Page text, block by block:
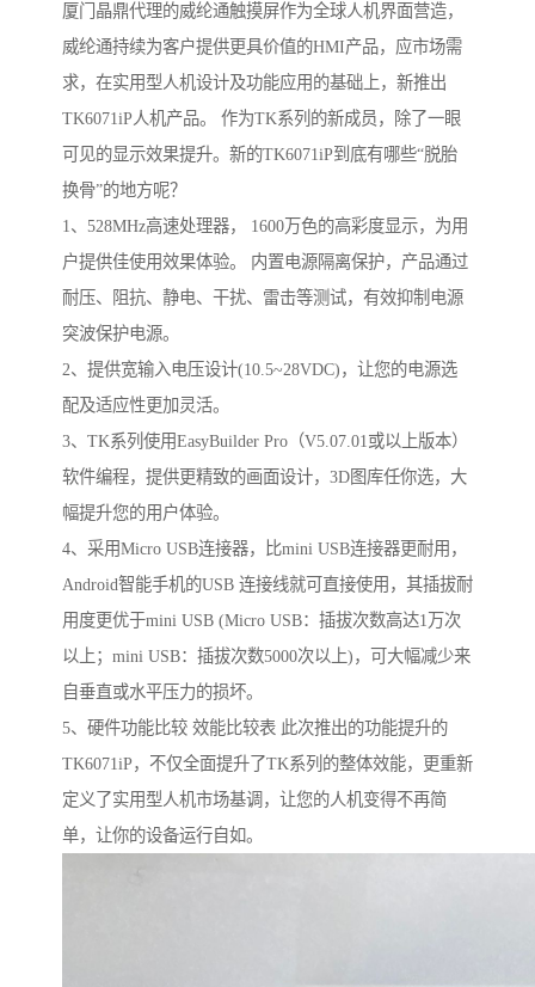
厦门晶鼎代理的威纶通触摸屏作为全球人机界面营造，
威纶通持续为客户提供更具价值的HMI产品，应市场需
求，在实用型人机设计及功能应用的基础上，新推出
TK6071iP人机产品。 作为TK系列的新成员，除了一眼
可见的显示效果提升。新的TK6071iP到底有哪些“脱胎
换骨”的地方呢？
1、528MHz高速处理器， 1600万色的高彩度显示，为用
户提供佳使用效果体验。 内置电源隔离保护，产品通过
耐压、阻抗、静电、干扰、雷击等测试，有效抑制电源
突波保护电源。
2、提供宽输入电压设计(10.5~28VDC)，让您的电源选
配及适应性更加灵活。
3、TK系列使用EasyBuilder Pro（V5.07.01或以上版本）
软件编程，提供更精致的画面设计，3D图库任你选，大
幅提升您的用户体验。
4、采用Micro USB连接器，比mini USB连接器更耐用，
Android智能手机的USB 连接线就可直接使用，其插拔耐
用度更优于mini USB (Micro USB：插拔次数高达1万次
以上；mini USB：插拔次数5000次以上)，可大幅减少来
自垂直或水平压力的损坏。
5、硬件功能比较 效能比较表 此次推出的功能提升的
TK6071iP，不仅全面提升了TK系列的整体效能，更重新
定义了实用型人机市场基调，让您的人机变得不再简
单，让你的设备运行自如。